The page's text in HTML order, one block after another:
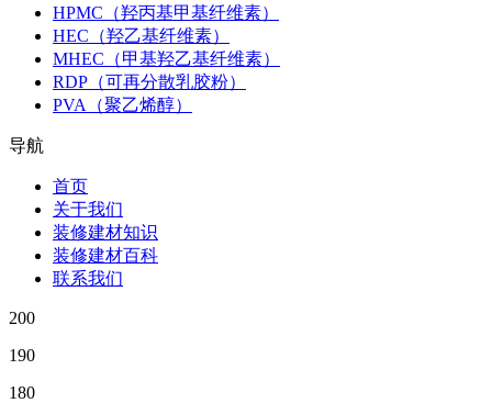
HPMC（羟丙基甲基纤维素）
HEC（羟乙基纤维素）
MHEC（甲基羟乙基纤维素）
RDP（可再分散乳胶粉）
PVA（聚乙烯醇）
导航
首页
关于我们
装修建材知识
装修建材百科
联系我们
200
190
180